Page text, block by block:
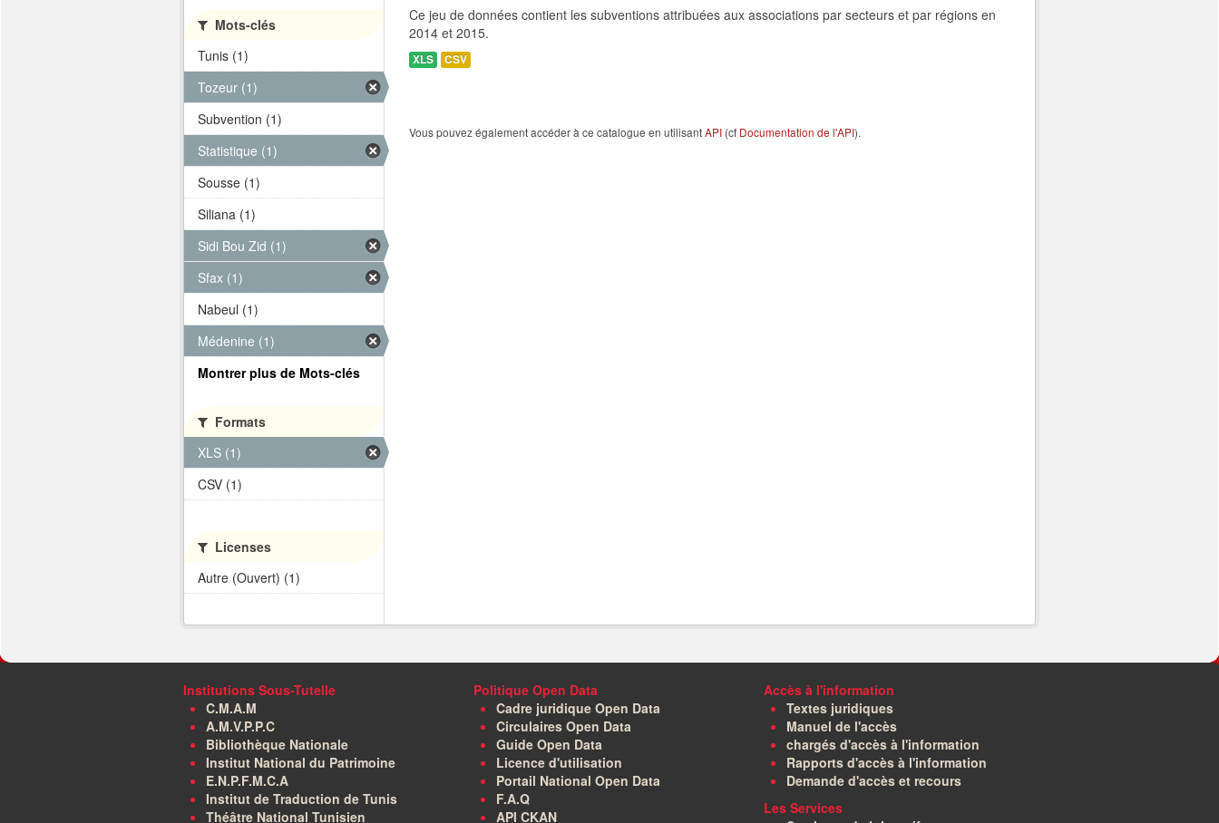
Ce jeu de données contient les subventions attribuées aux associations par secteurs et par régions en
2014 et 2015.
XLS CSV
Vous pouvez également accéder à ce catalogue en utilisantAPI (cf Documentation de l'API).
Mots-clés
Tunis (1)
Tozeur (1)
Subvention (1)
Statistique (1)
Sousse (1)
Siliana (1)
Sidi Bou Zid (1)
Sfax (1)
Nabeul (1)
Médenine (1)
Montrer plus de Mots-clés
Formats
XLS (1)
CSV (1)
Licenses
Autre (Ouvert) (1)
Institutions Sous-Tutelle
C.M.A.M
A.M.V.P.P.C
Bibliothèque Nationale
Institut National du Patrimoine
E.N.P.F.M.C.A
Institut de Traduction de Tunis
Théâtre National Tunisien
Politique Open Data
Cadre juridique Open Data
Circulaires Open Data
Guide Open Data
Licence d'utilisation
Portail National Open Data
F.A.Q
API CKAN
Accès à l'information
Textes juridiques
Manuel de l'accès
chargés d'accès à l'information
Rapports d'accès à l'information
Demande d'accès et recours
Les Services